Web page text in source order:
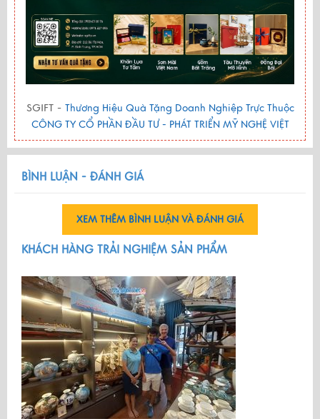
SGIFT - Thương Hiệu Quà Tặng Doanh Nghiệp Trực Thuộc
CÔNG TY CỔ PHẦN ĐẦU TƯ - PHÁT TRIỂN MỸ NGHỆ VIỆT
BÌNH LUẬN - ĐÁNH GIÁ
XEM THÊM BÌNH LUẬN VÀ ĐÁNH GIÁ
KHÁCH HÀNG TRẢI NGHIỆM SẢN PHẨM